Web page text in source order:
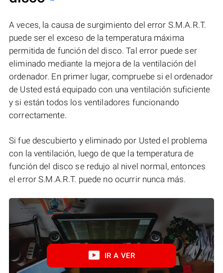
A veces, la causa de surgimiento del error S.M.A.R.T.
puede ser el exceso de la temperatura máxima
permitida de función del disco. Tal error puede ser
eliminado mediante la mejora de la ventilación del
ordenador. En primer lugar, compruebe si el ordenador
de Usted está equipado con una ventilación suficiente
y si están todos los ventiladores funcionando
correctamente.
Si fue descubierto y eliminado por Usted el problema
con la ventilación, luego de que la temperatura de
función del disco se redujo al nivel normal, entonces
el error S.M.A.R.T. puede no ocurrir nunca más.
IR A VER